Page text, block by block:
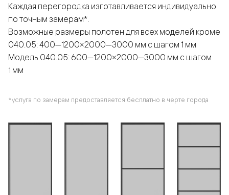
Каждая перегородка изготавливается индивидуально
по точным замерам*.
Возможные размеры полотен для всех моделей кроме
040.05: 400—1200×2000—3000 мм с шагом 1 мм
Модель 040.05: 600—1200×2000—3000 мм с шагом
1 мм
*услуга по замерам предоставляется бесплатно в черте города